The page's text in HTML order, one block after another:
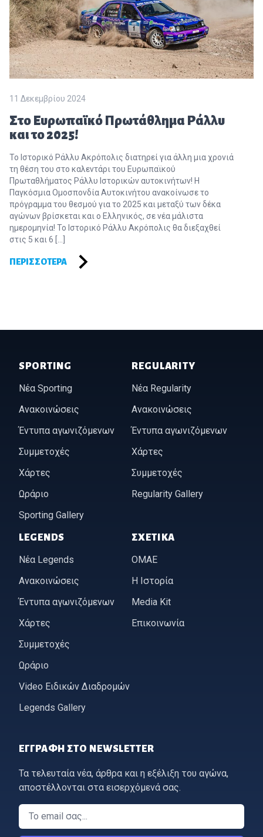
11 Δεκεμβρίου 2024
Στο Ευρωπαϊκό Πρωτάθλημα Ράλλυ
και το 2025!
Το Ιστορικό Ράλλυ Ακρόπολις διατηρεί για άλλη μια χρονιά
τη θέση του στο καλεντάρι του Ευρωπαϊκού
Πρωταθλήματος Ράλλυ Ιστορικών αυτοκινήτων! Η
Παγκόσμια Ομοσπονδία Αυτοκινήτου ανακοίνωσε το
πρόγραμμα του θεσμού για το 2025 και μεταξύ των δέκα
αγώνων βρίσκεται και ο Ελληνικός, σε νέα μάλιστα
ημερομηνία! Το Ιστορικό Ράλλυ Ακρόπολις θα διεξαχθεί
στις 5 και 6 […]
ΠΕΡΙΣΣΌΤΕΡΑ
SPORTING
Νέα Sporting
Ανακοινώσεις
Έντυπα αγωνιζόμενων
Συμμετοχές
Χάρτες
Ωράριο
Sporting Gallery
REGULARITY
Νέα Regularity
Ανακοινώσεις
Έντυπα αγωνιζόμενων
Χάρτες
Συμμετοχές
Regularity Gallery
LEGENDS
Νέα Legends
Ανακοινώσεις
Έντυπα αγωνιζόμενων
Χάρτες
Συμμετοχές
Ωράριο
Video Ειδικών Διαδρομών
Legends Gallery
ΣΧΕΤΙΚΆ
ΟΜΑΕ
Η Ιστορία
Media Kit
Επικοινωνία
ΕΓΓΡΑΦΉ ΣΤΟ NEWSLETTER
Τα τελευταία νέα, άρθρα και η εξέλιξη του αγώνα,
αποστέλλονται στα εισερχόμενά σας.
Email